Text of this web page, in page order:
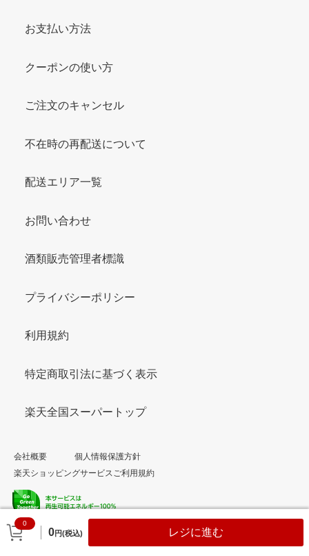
0
0円(税込) レジに進む
お支払い方法
クーポンの使い方
ご注文のキャンセル
不在時の再配送について
配送エリア一覧
お問い合わせ
酒類販売管理者標識
プライバシーポリシー
利用規約
特定商取引法に基づく表示
楽天全国スーパートップ
会社概要
個人情報保護方針
楽天ショッピングサービスご利用規約
© Rakuten Group, Inc.